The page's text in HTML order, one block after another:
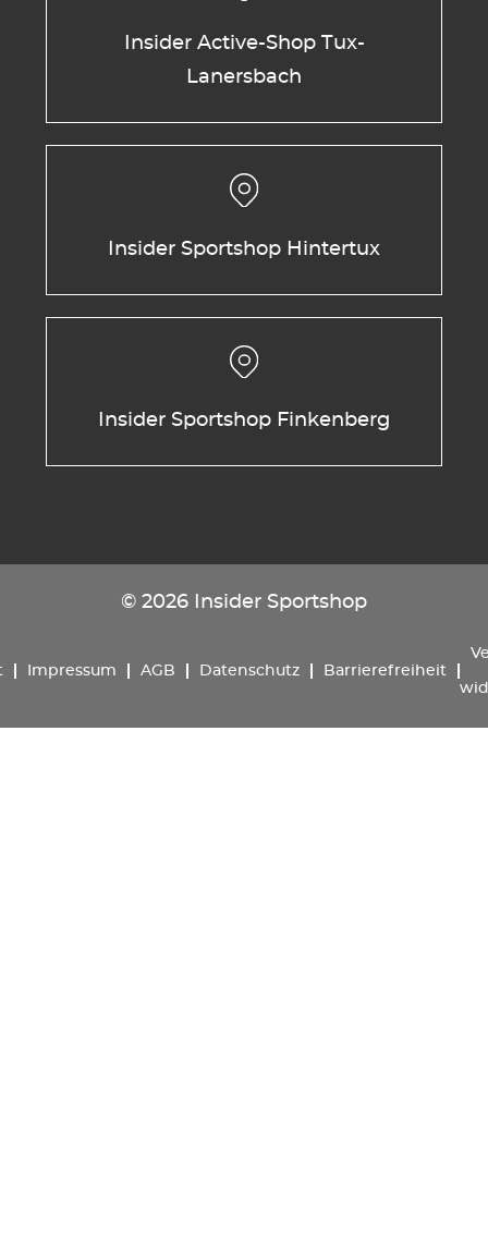
Insider Active-Shop Tux-
Lanersbach
Insider Sportshop Hintertux
Insider Sportshop Finkenberg
© 2026 Insider Sportshop
Impressum AGB Datenschutz Barrierefreiheit